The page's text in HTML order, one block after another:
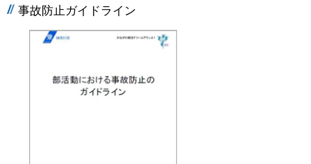
事故防止ガイドライン